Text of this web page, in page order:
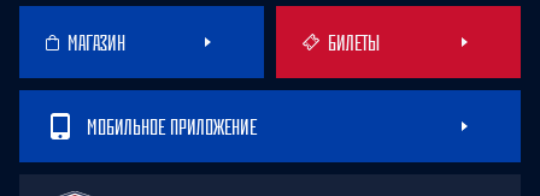
МАГАЗИН БИЛЕТЫ
МОБИЛЬНОЕ ПРИЛОЖЕНИЕ